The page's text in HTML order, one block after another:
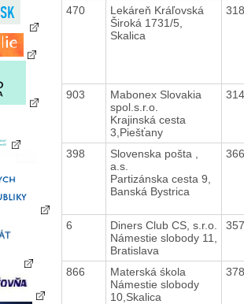
470
Lekáreň Kráľovská
Široká 1731/5,
Skalica
903
Mabonex Slovakia
spol.s.r.o.
Krajinská cesta
3,Piešťany
398
Slovenska pošta ,
a.s.
Partizánska cesta 9,
Banská Bystrica
6
Diners Club CS, s.r.o.
Námestie slobody 11,
Bratislava
866
Materská śkola
Námestie slobody
10,Skalica